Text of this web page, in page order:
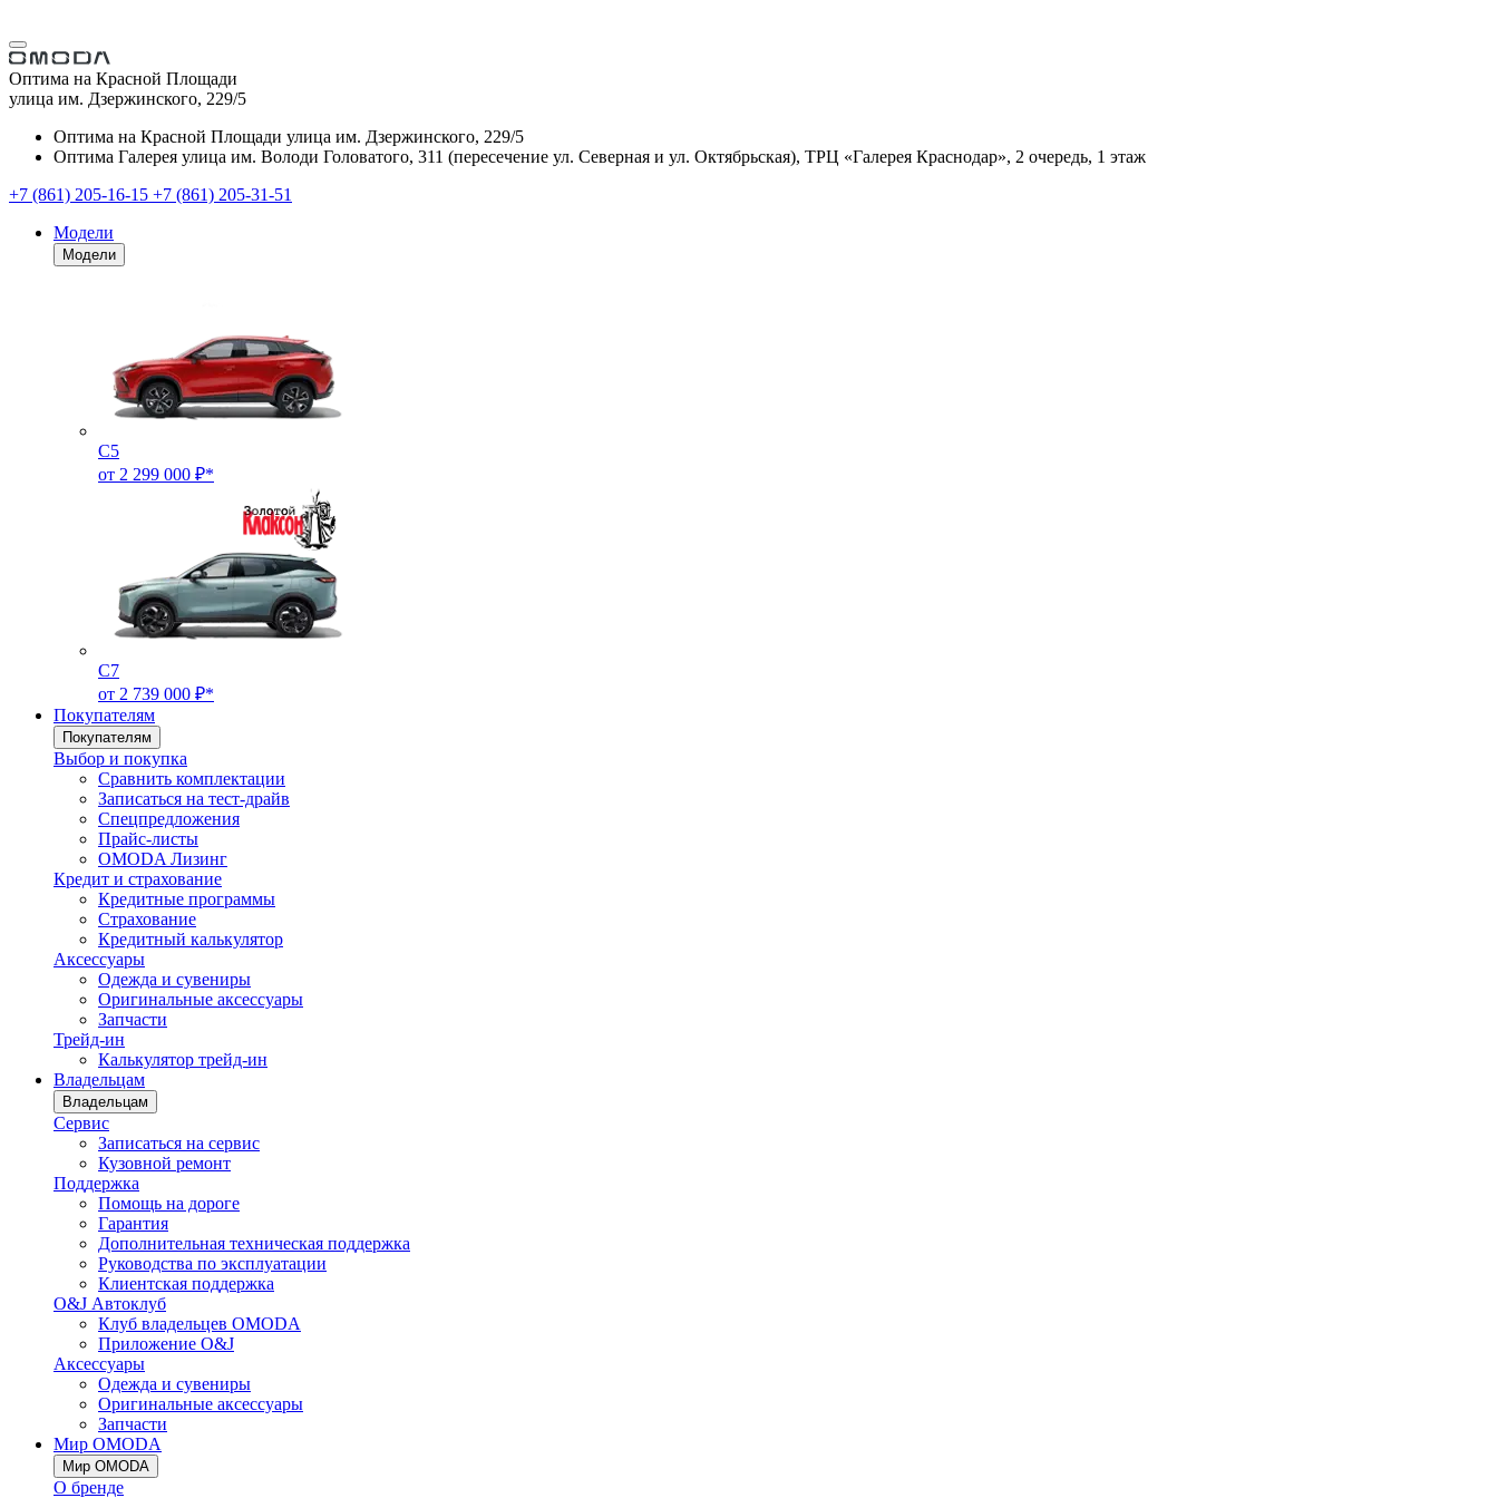
Оптима на Красной Площади
улица им. Дзержинского, 229/5
Оптима на Красной Площади улица им. Дзержинского, 229/5
Оптима Галерея улица им. Володи Головатого, 311 (пересечение ул. Северная и ул. Октябрьская), ТРЦ «Галерея Краснодар», 2 очередь, 1 этаж
+7 (861) 205-16-15 +7 (861) 205-31-51
Модели
Модели
C5
от 2 299 000 ₽*
C7
от 2 739 000 ₽*
Покупателям
Покупателям
Выбор и покупка
Сравнить комплектации
Записаться на тест-драйв
Cпецпредложения
Прайс-листы
OMODA Лизинг
Кредит и страхование
Кредитные программы
Страхование
Кредитный калькулятор
Аксессуары
Одежда и сувениры
Оригинальные аксессуары
Запчасти
Трейд-ин
Калькулятор трейд-ин
Владельцам
Владельцам
Сервис
Записаться на сервис
Кузовной ремонт
Поддержка
Помощь на дороге
Гарантия
Дополнительная техническая поддержка
Руководства по эксплуатации
Клиентская поддержка
O&J Автоклуб
Клуб владельцев OMODA
Приложение O&J
Аксессуары
Одежда и сувениры
Оригинальные аксессуары
Запчасти
Мир OMODA
Мир OMODA
О бренде